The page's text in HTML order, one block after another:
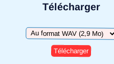
Télécharger
Télécharger